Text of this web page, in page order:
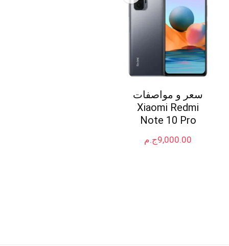
سعر و مواصفات
Xiaomi Redmi
Note 10 Pro
ج.م9,000.00